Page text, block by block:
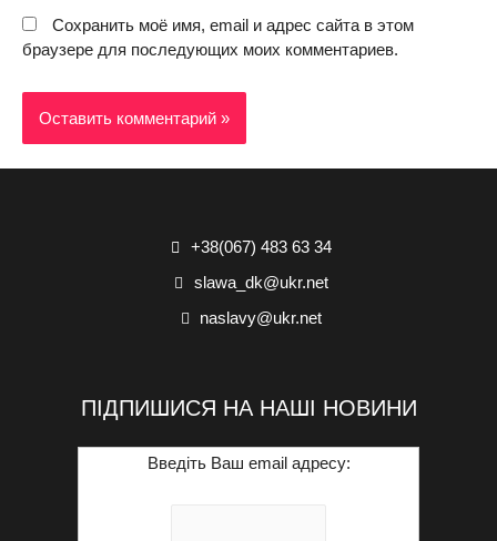
Сохранить моё имя, email и адрес сайта в этом
браузере для последующих моих комментариев.
+38(067) 483 63 34
slawa_dk@ukr.net
naslavy@ukr.net
ПІДПИШИСЯ НА НАШІ НОВИНИ
Введіть Ваш email адресу: